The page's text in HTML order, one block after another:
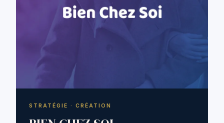
STRATÉGIE · CRÉATION